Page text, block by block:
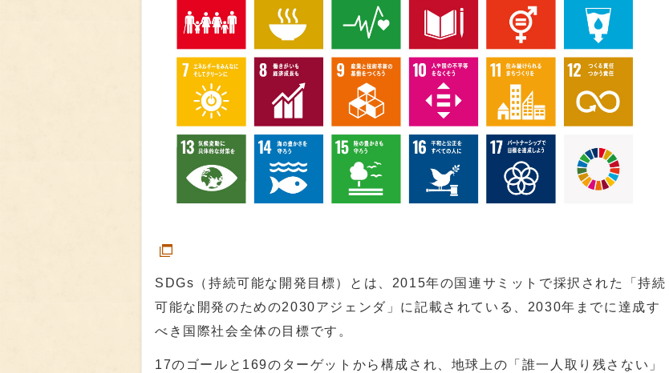
SDGs（持続可能な開発目標）とは、2015年の国連サミットで採択された「持続
可能な開発のための2030アジェンダ」に記載されている、2030年までに達成す
べき国際社会全体の目標です。
17のゴールと169のターゲットから構成され、地球上の「誰一人取り残さない」